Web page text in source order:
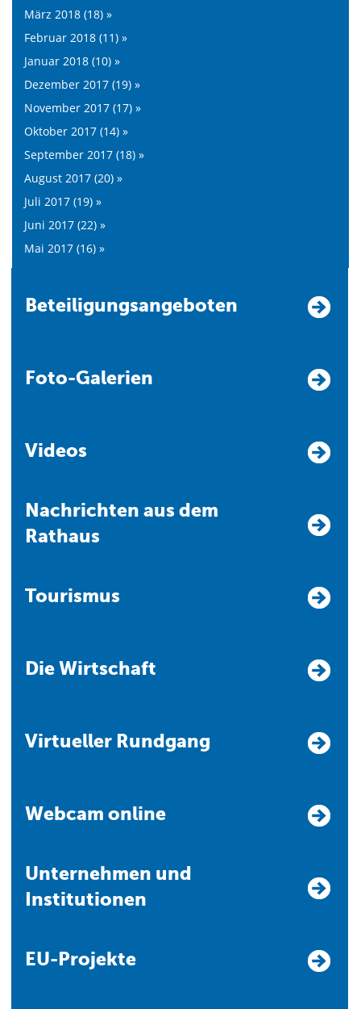
März 2018 (18) »
Februar 2018 (11) »
Januar 2018 (10) »
Dezember 2017 (19) »
November 2017 (17) »
Oktober 2017 (14) »
September 2017 (18) »
August 2017 (20) »
Juli 2017 (19) »
Juni 2017 (22) »
Mai 2017 (16) »
Beteiligungsangeboten
Foto-Galerien
Videos
Nachrichten aus dem
Rathaus
Tourismus
Die Wirtschaft
Virtueller Rundgang
Webcam online
Unternehmen und
Institutionen
EU-Projekte